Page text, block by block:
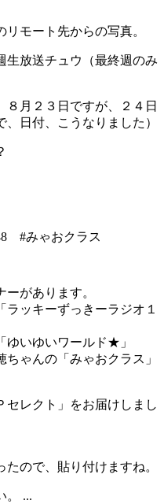
モート先からの写真。
生放送チュウ（最終週のみ
月２３日ですが、２４日
日付、こうなりました）
#みゃおクラス
があります。
ッキーずっきーラジオ１
ゆいゆいワールド★」
ゃんの「みゃおクラス」
セレクト」をお届けしまし
ので、貼り付けますね。
。 ...